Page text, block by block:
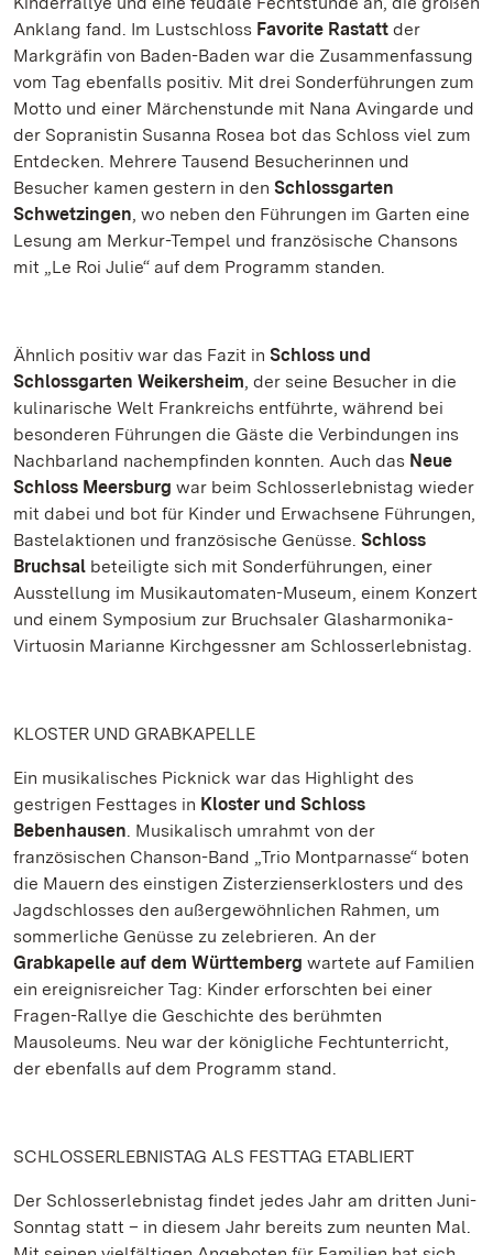
Anklang fand. Im Lustschloss Favorite Rastatt der
Markgräfin von Baden-Baden war die Zusammenfassung
vom Tag ebenfalls positiv. Mit drei Sonderführungen zum
Motto und einer Märchenstunde mit Nana Avingarde und
der Sopranistin Susanna Rosea bot das Schloss viel zum
Entdecken. Mehrere Tausend Besucherinnen und
Besucher kamen gestern in den Schlossgarten
Schwetzingen, wo neben den Führungen im Garten eine
Lesung am Merkur-Tempel und französische Chansons
mit „Le Roi Julie“ auf dem Programm standen.
Ähnlich positiv war das Fazit in Schloss und
Schlossgarten Weikersheim, der seine Besucher in die
kulinarische Welt Frankreichs entführte, während bei
besonderen Führungen die Gäste die Verbindungen ins
Nachbarland nachempfinden konnten. Auch das Neue
Schloss Meersburg war beim Schlosserlebnistag wieder
mit dabei und bot für Kinder und Erwachsene Führungen,
Bastelaktionen und französische Genüsse. Schloss
Bruchsal beteiligte sich mit Sonderführungen, einer
Ausstellung im Musikautomaten-Museum, einem Konzert
und einem Symposium zur Bruchsaler Glasharmonika-
Virtuosin Marianne Kirchgessner am Schlosserlebnistag.
KLOSTER UND GRABKAPELLE
Ein musikalisches Picknick war das Highlight des
gestrigen Festtages in Kloster und Schloss
Bebenhausen. Musikalisch umrahmt von der
französischen Chanson-Band „Trio Montparnasse“ boten
die Mauern des einstigen Zisterzienserklosters und des
Jagdschlosses den außergewöhnlichen Rahmen, um
sommerliche Genüsse zu zelebrieren. An der
Grabkapelle auf dem Württemberg wartete auf Familien
ein ereignisreicher Tag: Kinder erforschten bei einer
Fragen-Rallye die Geschichte des berühmten
Mausoleums. Neu war der königliche Fechtunterricht,
der ebenfalls auf dem Programm stand.
SCHLOSSERLEBNISTAG ALS FESTTAG ETABLIERT
Der Schlosserlebnistag findet jedes Jahr am dritten Juni-
Sonntag statt – in diesem Jahr bereits zum neunten Mal.